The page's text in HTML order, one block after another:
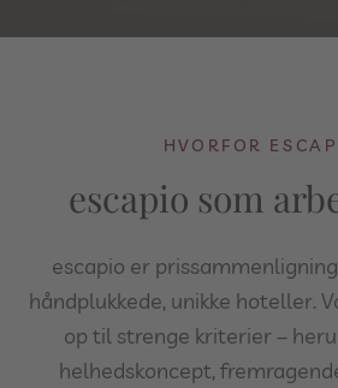
HVORFOR
escapio som
escapio er
håndplukkede, unikke hoteller.
op til strenge kriterier –
helhedskoncept,